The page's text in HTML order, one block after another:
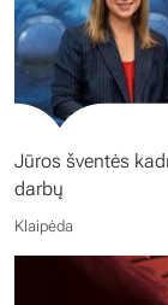
Jūros šventės
darbų
Klaipėda